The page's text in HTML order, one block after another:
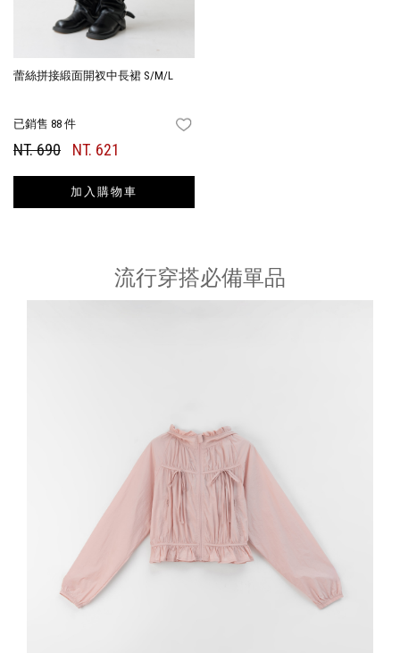
蕾絲拼接緞面開衩中長裙 S/M/L
已銷售 88 件
NT. 690 NT. 621
加入購物車
流行穿搭必備單品